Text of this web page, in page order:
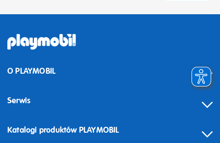
O PLAYMOBIL
Serwis
Katalogi produktów PLAYMOBIL